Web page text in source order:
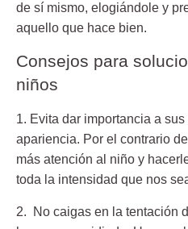
de sí mismo, elogiándole y
aquello que hace bien.
Consejos para
niños
1. Evita dar importancia a
apariencia. Por el contrario
más atención al niño y
toda la intensidad que nos
2. No caigas en la tentación